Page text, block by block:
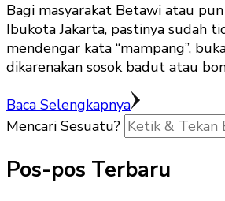
Bagi masyarakat Betawi atau
Ibukota Jakarta, pastinya sudah
mendengar kata “mampang”,
dikarenakan sosok badut atau
Baca Selengkapnya
Mencari Sesuatu?
Pos-pos Terbaru